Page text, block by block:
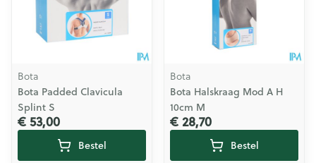
Bota
Bota Padded Clavicula
Splint S
€ 53,00
Bestel
Bota
Bota Halskraag Mod A H
10cm M
€ 28,70
Bestel